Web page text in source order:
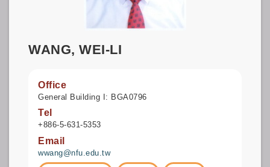
WANG, WEI-LI
Office
General Building I: BGA0796
Tel
+886-5-631-5353
Email
wwang@nfu.edu.tw